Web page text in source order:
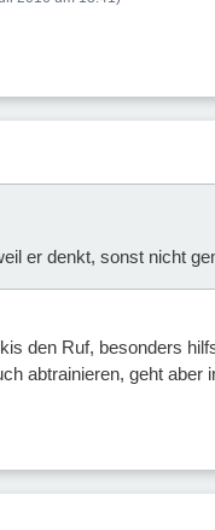
er denkt, sonst nicht
den Ruf, besonders
abtrainieren, geht aber